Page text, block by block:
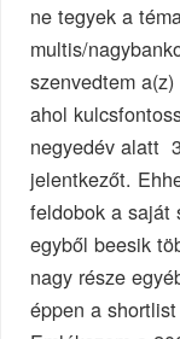
ne tegyek a
multis/
szenvedtem a(z)
ahol
negyedév alatt
jelentkezőt.
feldobok a saját
egyből beesik
nagy része
éppen a